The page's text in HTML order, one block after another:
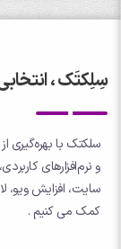
سِلِکتَک ،
سلکتک با
و نرم‌افزارهای
سایت، افزایش ویو،
کمک می کنیم .